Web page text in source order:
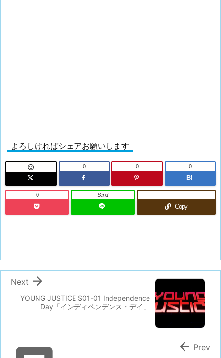
よろしければシェアお願いします
 0 0
B!
0
0 Send
Copy
-
YOUNG JUSTICE S01-01 Independence
Day「インディペンデンス・デイ」

Next
 Prev